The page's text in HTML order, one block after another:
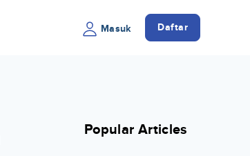
Masuk Daftar
Popular Articles